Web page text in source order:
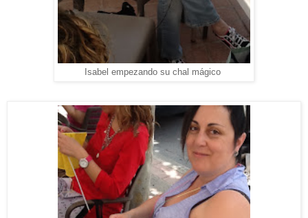
Isabel empezando su chal mágico